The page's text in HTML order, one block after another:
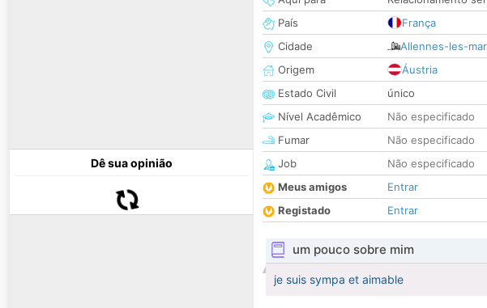
Dê sua opinião
País
França
Cidade
Allennes-les-
Origem
Áustria
Estado Civil
único
Nível Acadêmico
Não especificado
Fumar
Não especificado
Job
Não especificado
Meus amigos
Entrar
Registado
Entrar
um pouco sobre mim
je suis sympa et aimable